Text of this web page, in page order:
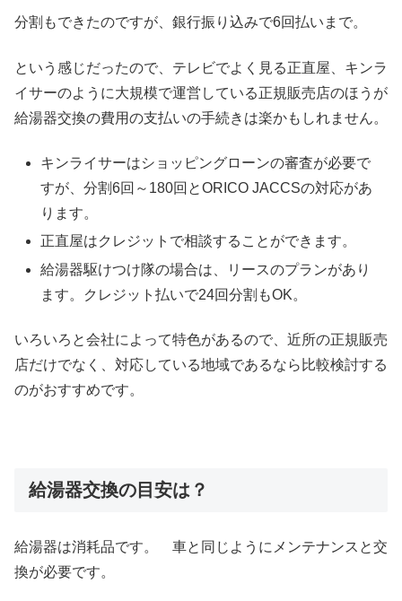
分割もできたのですが、銀行振り込みで6回払いまで。
という感じだったので、テレビでよく見る正直屋、キンラ
イサーのように大規模で運営している正規販売店のほうが
給湯器交換の費用の支払いの手続きは楽かもしれません。
キンライサーはショッピングローンの審査が必要で
すが、分割6回～180回とORICO JACCSの対応があ
ります。
正直屋はクレジットで相談することができます。
給湯器駆けつけ隊の場合は、リースのプランがあり
ます。クレジット払いで24回分割もOK。
いろいろと会社によって特色があるので、近所の正規販売
店だけでなく、対応している地域であるなら比較検討する
のがおすすめです。
給湯器交換の目安は？
給湯器は消耗品です。 車と同じようにメンテナンスと交
換が必要です。